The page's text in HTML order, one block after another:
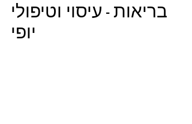
בריאות - עיסוי וטיפולי
יופי